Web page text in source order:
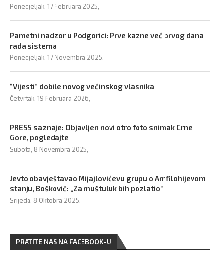
Ponedjeljak, 17 Februara 2025,
Pametni nadzor u Podgorici: Prve kazne već prvog dana
rada sistema
Ponedjeljak, 17 Novembra 2025,
“Vijesti” dobile novog većinskog vlasnika
Četvrtak, 19 Februara 2026,
PRESS saznaje: Objavljen novi otro foto snimak Crne
Gore, pogledajte
Subota, 8 Novembra 2025,
Jevto obavještavao Mijajlovićevu grupu o Amfilohijevom
stanju, Bošković: „Za muštuluk bih pozlatio“
Srijeda, 8 Oktobra 2025,
PRATITE NAS NA FACEBOOK-U